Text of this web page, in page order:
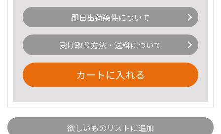
即日出荷条件について
受け取り方法・送料について
カートに入れる
欲しいものリストに追加